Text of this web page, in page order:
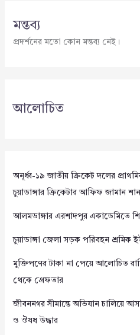
মন্তব্য
প্রদর্শনের মতো কোন মন্তব্য নেই।
আলোচিত
অনূর্ধ্ব-১৯ জাতীয় ক্রিকেট দলের
চুয়াডাঙ্গার ক্রিকেটার আফিফ জামান শান
আলমডাঙ্গার এরশাদপুর একাডেমিতে
চুয়াডাঙ্গা জেলা সড়ক পরিবহন শ্রমিক
মুক্তিপণের টাকা না পেয়ে আলোচিত
থেকে গ্রেফতার
জীবননগর সীমান্তে অভিযান চালিয়ে
ও ঔষধ উদ্ধার